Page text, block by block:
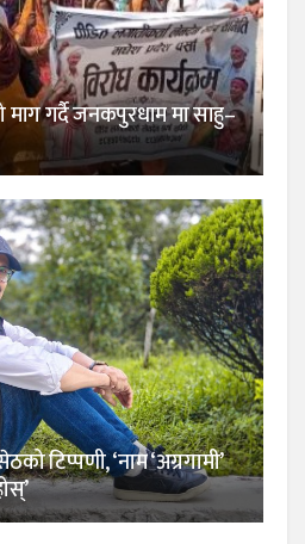
गर्दै जनकपुरधाम मा साहु–
टिप्पणी, ‘नाम ‘अग्रगामी’